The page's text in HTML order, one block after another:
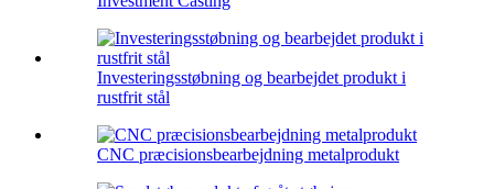
Investeringsstøbning og bearbejdet produkt i
rustfrit stål
CNC præcisionsbearbejdning metalprodukt